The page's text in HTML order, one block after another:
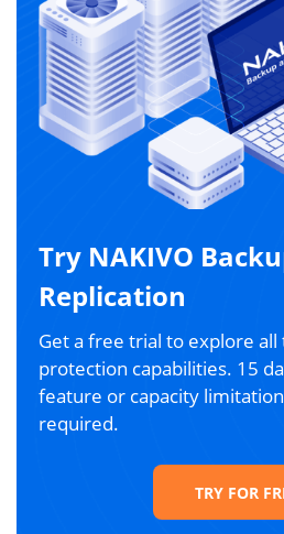
Try NAKIVO
Replication
Get a free trial to explore all
protection capabilities. 15
feature or capacity
required.
TRY FOR